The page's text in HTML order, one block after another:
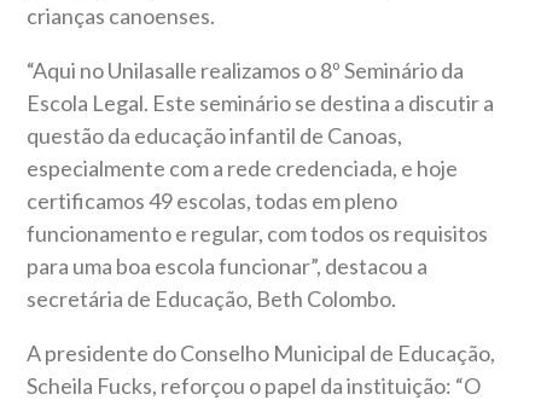
crianças canoenses.
“Aqui no Unilasalle realizamos o 8º Seminário da
Escola Legal. Este seminário se destina a discutir a
questão da educação infantil de Canoas,
especialmente com a rede credenciada, e hoje
certificamos 49 escolas, todas em pleno
funcionamento e regular, com todos os requisitos
para uma boa escola funcionar”, destacou a
secretária de Educação, Beth Colombo.
A presidente do Conselho Municipal de Educação,
Scheila Fucks, reforçou o papel da instituição: “O